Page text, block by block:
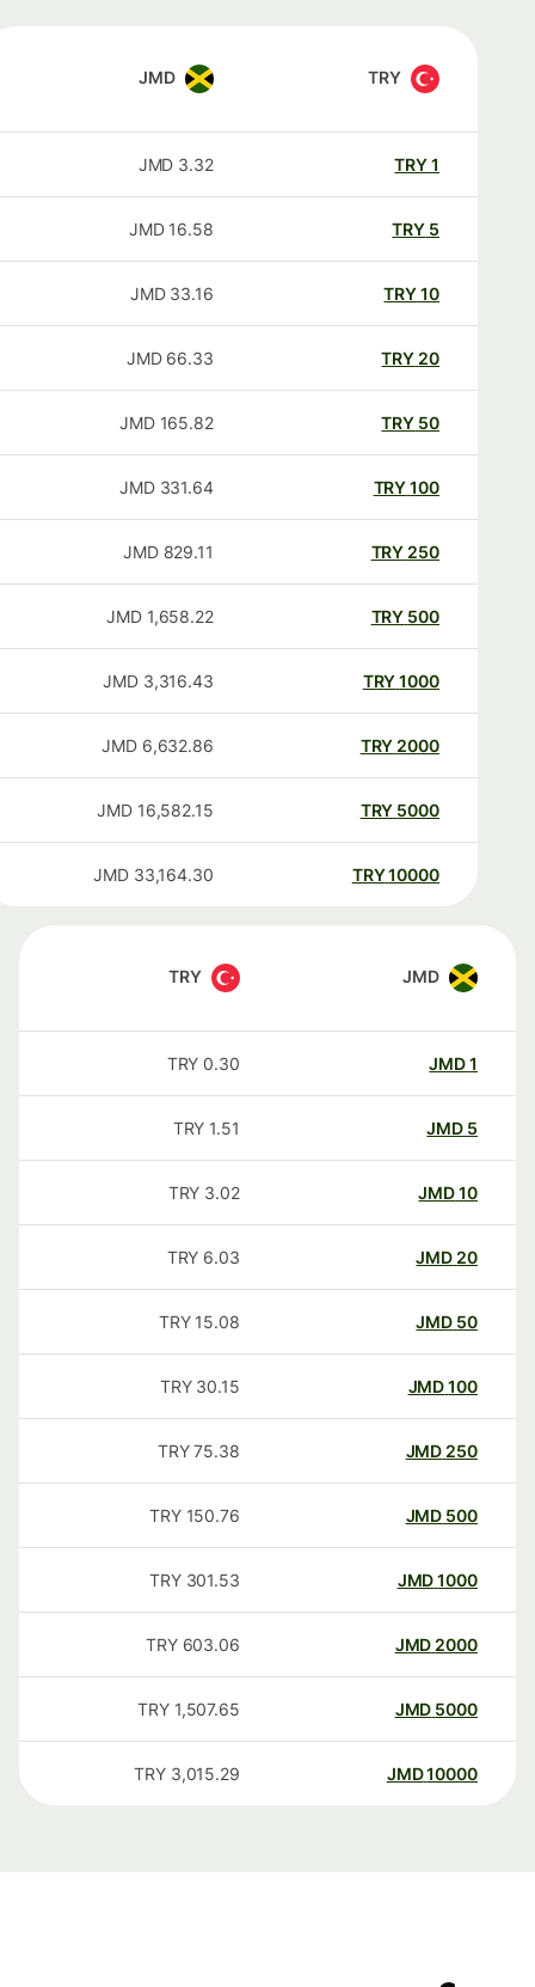
TRY
JMD
TRY
3.32
JMD
TRY
16.58
JMD
TRY
33.16
JMD
20
TRY
66.33
JMD
50
TRY
165.82
JMD
100
TRY
331.64
JMD
250
TRY
829.11
JMD
500
TRY
1,658.22
JMD
1000
TRY
3,316.43
JMD
2000
TRY
6,632.86
JMD
5000
TRY
16,582.15
JMD
10000
TRY
33,164.30
JMD
JMD
TRY
JMD
0.30
TRY
JMD
1.51
TRY
JMD
3.02
TRY
20
JMD
6.03
TRY
50
JMD
15.08
TRY
100
JMD
30.15
TRY
250
JMD
75.38
TRY
500
JMD
150.76
TRY
1000
JMD
301.53
TRY
2000
JMD
603.06
TRY
5000
JMD
1,507.65
TRY
10000
JMD
3,015.29
TRY